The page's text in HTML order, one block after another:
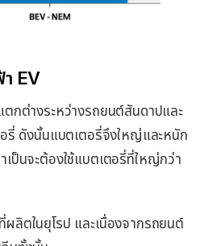
EV
กต่างระหว่างรถยนต์สันดาปและ
รี่ ดังนั้นแบตเตอรี่จึงใหญ่และหนัก
ป็นจะต้องใช้แบตเตอรี่ที่ใหญ่กว่า
ลิตในยุโรป และเนื่องจากรถยนต์